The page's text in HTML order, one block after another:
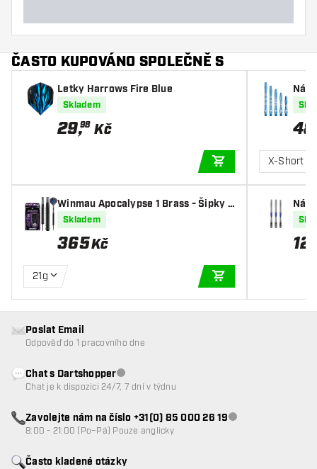
ČASTO KUPOVÁNO SPOLEČNĚ S
Letky Harrows Fire Blue
Skladem
29,98 Kč
PŘIDAT DO KOŠÍKU
Winmau Apocalypse 1 Brass - Šipky S
teel
Skladem
365Kč
21g
48
X-Short
Často kladené otázky
Poslat Email
Odpověď do 1 pracovního dne
Chat s DartshopperZákaznický servis nedostupný
Chat je k dispozici 24/7, 7 dní v týdnu
Zavolejte nám na číslo +31(0) 85 000 26 19Zákaznický servis
8:00 - 21:00 (Po–Pá) Pouze anglicky